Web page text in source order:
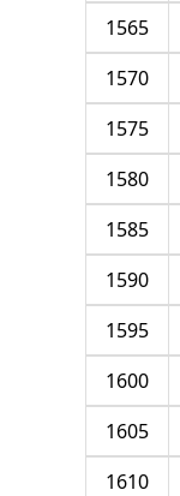
1565
1570
1575
1580
1585
1590
1595
1600
1605
1610